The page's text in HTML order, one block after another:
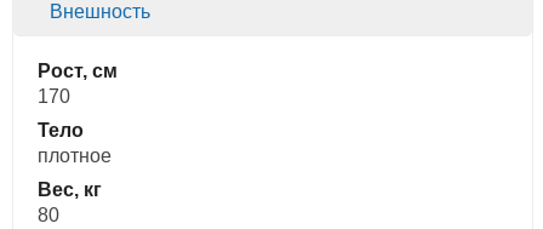
Внешность
Рост, см
170
Тело
плотное
Вес, кг
80